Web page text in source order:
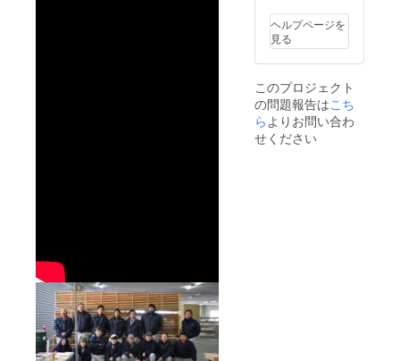
ヘルプページを
見る
このプロジェクト
の問題報告はこち
ら よりお問い合わ
せください